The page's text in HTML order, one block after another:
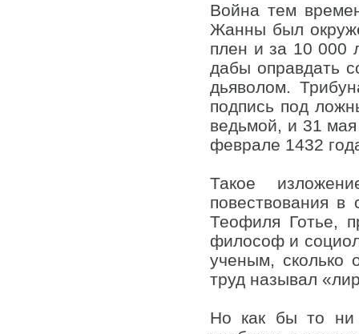
Война тем
Жанны был
плен и за 10 000
дабы оправдать
дьяволом.
подпись под
ведьмой, и 31 мая
феврале 1432
Такое
повествования
Теофиля Готье,
философ и
ученым, сколько
труд называл
Но как бы то ни